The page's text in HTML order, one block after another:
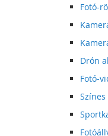
Fotó-
Drón
Fotó-